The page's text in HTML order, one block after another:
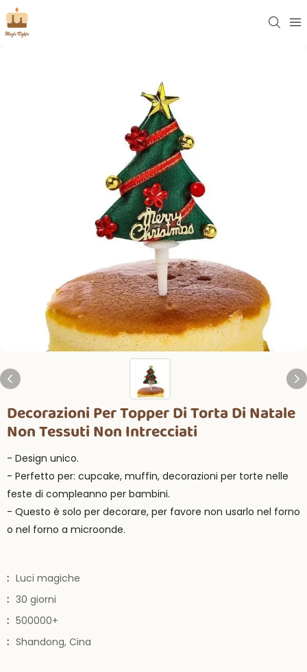
Decorazioni Per Topper Di Torta Di Natale
Non Tessuti Non Intrecciati
- Design unico.
- Perfetto per: cupcake, muffin, decorazioni per torte nelle
feste di compleanno per bambini.
- Questo è solo per decorare, per favore non usarlo nel forno
o nel forno a microonde.
: Luci magiche
: 30 giorni
: 500000+
: Shandong, Cina